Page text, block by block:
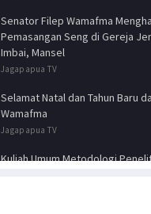
Senator Filep Wamafma
Pemasangan Seng di Gereja
Imbai, Mansel
Jagapapua TV
Selamat Natal dan Tahun Baru
Wamafma
Jagapapua TV
Kuliah Umum Metodologi